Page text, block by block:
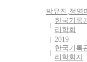
박유진 ,정영
한국기록
리학회
2019
한국기록
리학회지